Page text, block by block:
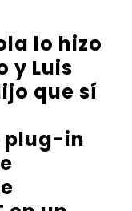
lo hizo
y Luis
que sí
plug-in